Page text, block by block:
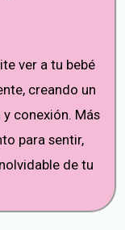
ver a tu bebé
creando un
conexión. Más
para sentir,
de tu